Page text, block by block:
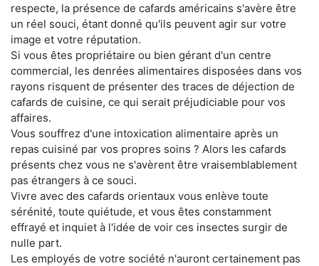
respecte, la présence de cafards américains s'avère être
un réel souci, étant donné qu'ils peuvent agir sur votre
image et votre réputation.
Si vous êtes propriétaire ou bien gérant d'un centre
commercial, les denrées alimentaires disposées dans vos
rayons risquent de présenter des traces de déjection de
cafards de cuisine, ce qui serait préjudiciable pour vos
affaires.
Vous souffrez d'une intoxication alimentaire après un
repas cuisiné par vos propres soins ? Alors les cafards
présents chez vous ne s'avèrent être vraisemblablement
pas étrangers à ce souci.
Vivre avec des cafards orientaux vous enlève toute
sérénité, toute quiétude, et vous êtes constamment
effrayé et inquiet à l'idée de voir ces insectes surgir de
nulle part.
Les employés de votre société n'auront certainement pas